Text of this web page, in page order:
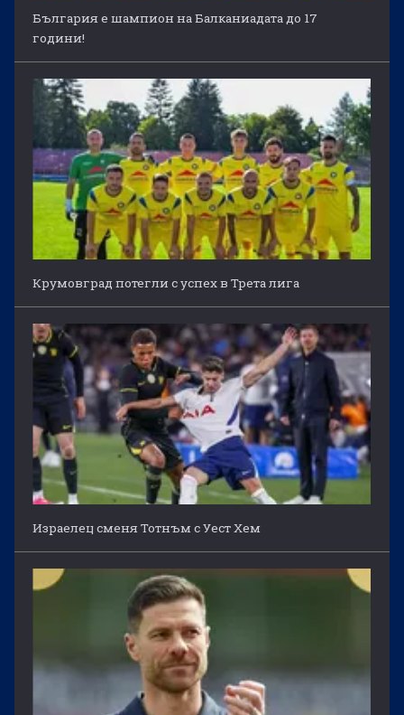
България е шампион на Балканиадата до 17
години!
Крумовград потегли с успех в Трета лига
Израелец сменя Тотнъм с Уест Хем